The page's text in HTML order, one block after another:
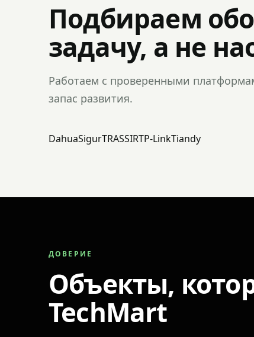
Подбираем
задачу, а не
Работаем с проверенными
запас развития.
DahuaSigurTRASSIRTP-LinkTiandy
ДОВЕРИЕ
Объекты,
TechMart